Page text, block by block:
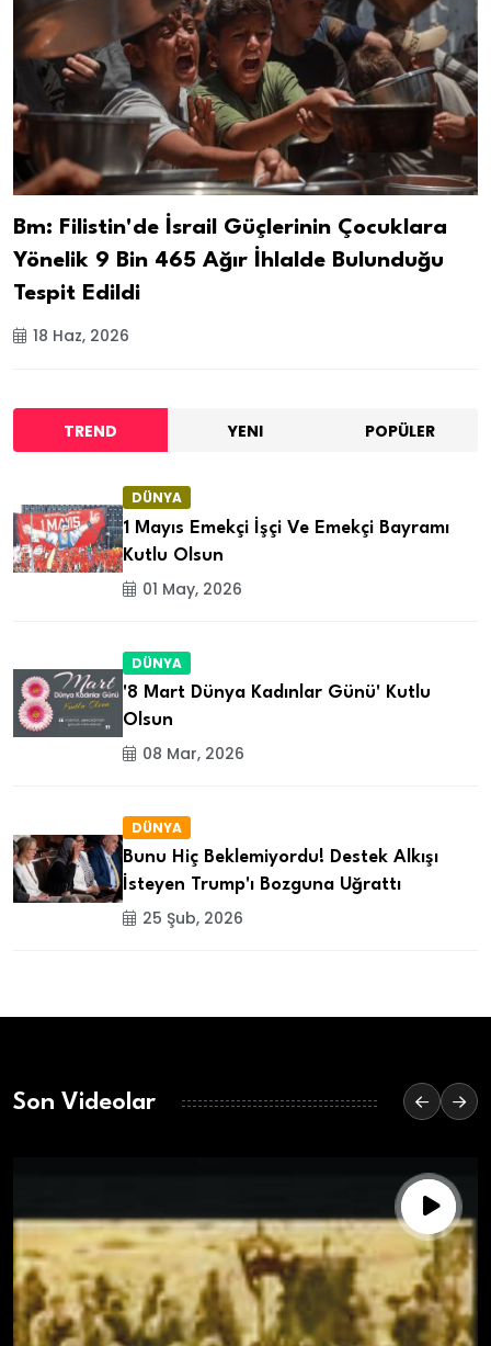
Bm: Filistin'de İsrail Güçlerinin Çocuklara
Yönelik 9 Bin 465 Ağır İhlalde Bulunduğu
Tespit Edildi
18 Haz, 2026
TREND YENI POPÜLER
DÜNYA
1 Mayıs Emekçi İşçi Ve Emekçi Bayramı
Kutlu Olsun
01 May, 2026
DÜNYA
'8 Mart Dünya Kadınlar Günü' Kutlu
Olsun
08 Mar, 2026
DÜNYA
Bunu Hiç Beklemiyordu! Destek Alkışı
İsteyen Trump'ı Bozguna Uğrattı
25 Şub, 2026
Son Videolar